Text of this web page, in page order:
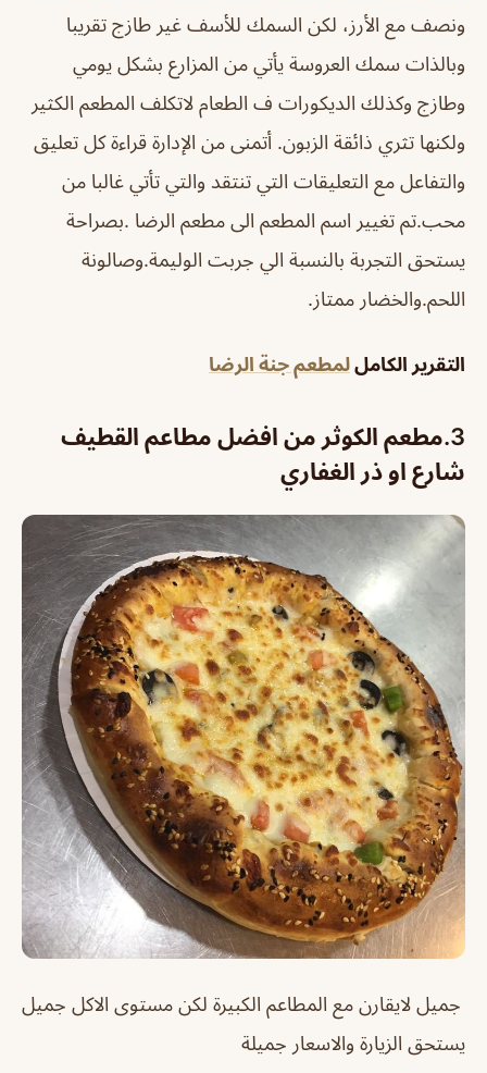
ونصف مع الأرز، لكن السمك للأسف غير طازج تقريبا
وبالذات سمك العروسة يأتي من المزارع بشكل يومي
وطازج وكذلك الديكورات ف الطعام لاتكلف المطعم الكثير
ولكنها تثري ذائقة الزبون. أتمنى من الإدارة قراءة كل تعليق
والتفاعل مع التعليقات التي تنتقد والتي تأتي غالبا من
محب.تم تغيير اسم المطعم الى مطعم الرضا .بصراحة
يستحق التجربة بالنسبة الي جربت الوليمة.وصالونة
اللحم.والخضار ممتاز.
التقرير الكامللمطعم جنة الرضا
3. مطعم الكوثر من افضل مطاعم القطيف
شارع او ذر الغفاري
جميل لايقارن مع المطاعم الكبيرة لكن مستوى الاكل جميل
يستحق الزيارة والاسعار جميلة